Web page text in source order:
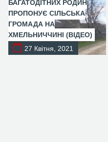
БАГАТОДІТНИХ РОДИН
ПРОПОНУЄ СІЛЬСЬКА
ГРОМАДА НА
ХМЕЛЬНИЧЧИНІ (ВІДЕО)
27 Квітня, 2021